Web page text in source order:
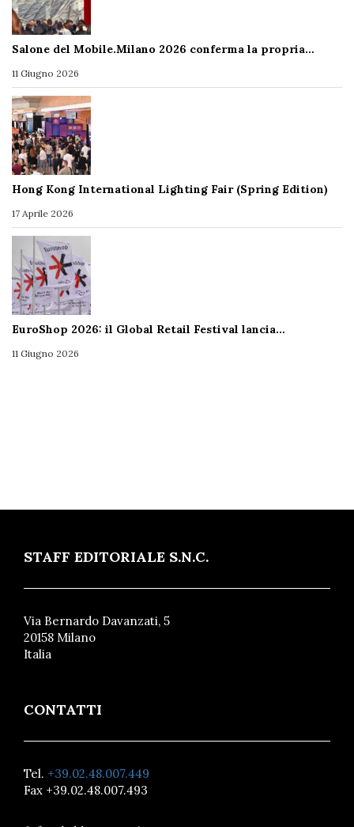
Salone del Mobile.Milano 2026 conferma la propria…
11 Giugno 2026
Hong Kong International Lighting Fair (Spring Edition)
17 Aprile 2026
EuroShop 2026: il Global Retail Festival lancia…
11 Giugno 2026
STAFF EDITORIALE S.N.C.
Via Bernardo Davanzati, 5
20158 Milano
Italia
CONTATTI
Tel. +39.02.48.007.449
Fax +39.02.48.007.493